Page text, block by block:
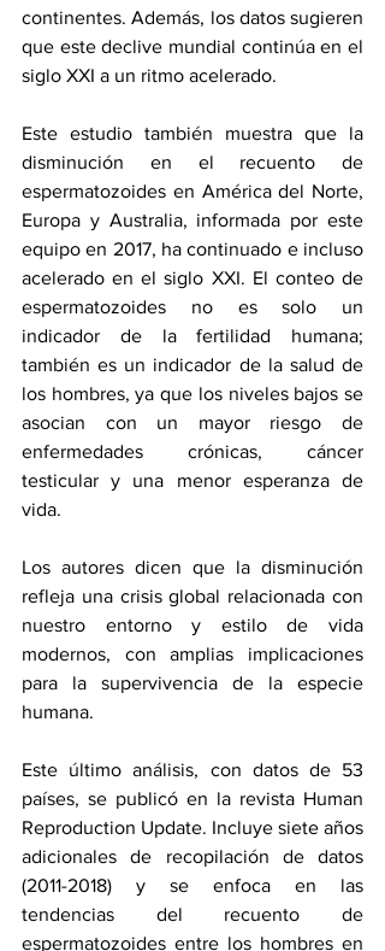
continentes. Además, los datos sugieren
que este declive mundial continúa en el
siglo XXI a un ritmo acelerado.
Este estudio también muestra que la
disminución en el recuento de
espermatozoides en América del Norte,
Europa y Australia, informada por este
equipo en 2017, ha continuado e incluso
acelerado en el siglo XXI. El conteo de
espermatozoides no es solo un
indicador de la fertilidad humana;
también es un indicador de la salud de
los hombres, ya que los niveles bajos se
asocian con un mayor riesgo de
enfermedades crónicas, cáncer
testicular y una menor esperanza de
vida.
Los autores dicen que la disminución
refleja una crisis global relacionada con
nuestro entorno y estilo de vida
modernos, con amplias implicaciones
para la supervivencia de la especie
humana.
Este último análisis, con datos de 53
países, se publicó en la revista Human
Reproduction Update. Incluye siete años
adicionales de recopilación de datos
(2011-2018) y se enfoca en las
tendencias del recuento de
espermatozoides entre los hombres en